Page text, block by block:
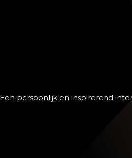
Een persoonlijk en inspirerend